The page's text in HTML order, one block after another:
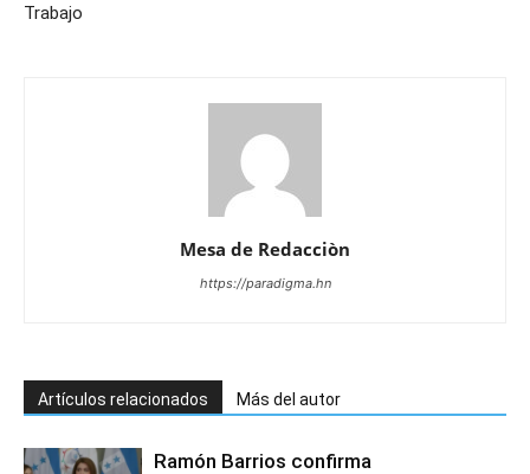
Trabajo
Mesa de Redacciòn
https://paradigma.hn
Artículos relacionados Más del autor
Ramón Barrios confirma